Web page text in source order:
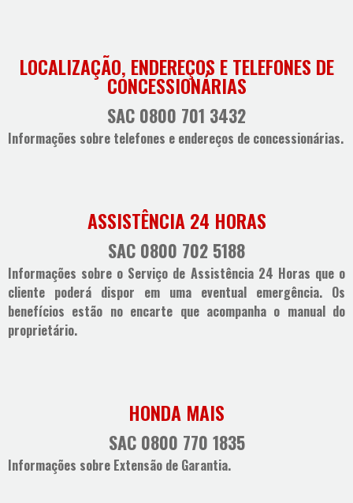
LOCALIZAÇÃO, ENDEREÇOS E TELEFONES DE
CONCESSIONÁRIAS
SAC 0800 701 3432
Informações sobre telefones e endereços de concessionárias.
ASSISTÊNCIA 24 HORAS
SAC 0800 702 5188
Informações sobre o Serviço de Assistência 24 Horas que o
cliente poderá dispor em uma eventual emergência. Os
benefícios estão no encarte que acompanha o manual do
proprietário.
HONDA MAIS
SAC 0800 770 1835
Informações sobre Extensão de Garantia.